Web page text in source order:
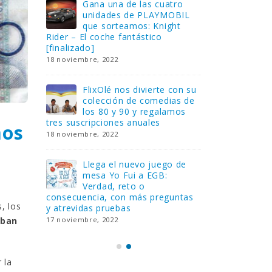
los
la
no
a
o
Gana una de las cuatro
unidades de PLAYMOBIL
que sorteamos: Knight
Rider – El coche fantástico
[finalizado]
18 noviembre, 2022
FlixOlé nos divierte con su
colección de comedias de
los 80 y 90 y regalamos
tres suscripciones anuales
18 noviembre, 2022
Llega el nuevo juego de
mesa Yo Fui a EGB:
Verdad, reto o
consecuencia, con más preguntas
y atrevidas pruebas
17 noviembre, 2022